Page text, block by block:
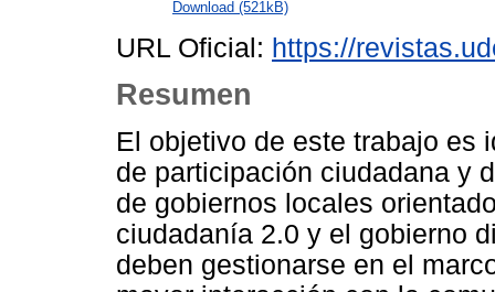
Download (521kB)
URL Oficial: https://
Resumen
El objetivo de este trabajo es
de participación ciudadana y
de gobiernos locales
ciudadanía 2.0 y el gobierno
deben gestionarse en el